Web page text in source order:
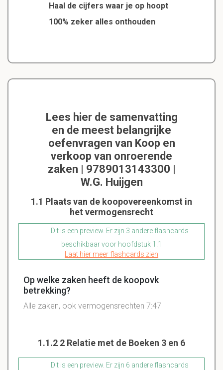
Haal de cijfers waar je op hoopt
100% zeker alles onthouden
Lees hier de samenvatting
en de meest belangrijke
oefenvragen van Koop en
verkoop van onroerende
zaken | 9789013143300 |
W.G. Huijgen
1.1 Plaats van de koopovereenkomst in
het vermogensrecht
Dit is een preview. Er zijn 3 andere flashcards
beschikbaar voor hoofdstuk 1.1
Laat hier meer flashcards zien
Op welke zaken heeft de koopovk
betrekking?
Alle zaken, ook vermogensrechten 7:47
1.1.2 2 Relatie met de Boeken 3 en 6
Dit is een preview. Er zijn 6 andere flashcards